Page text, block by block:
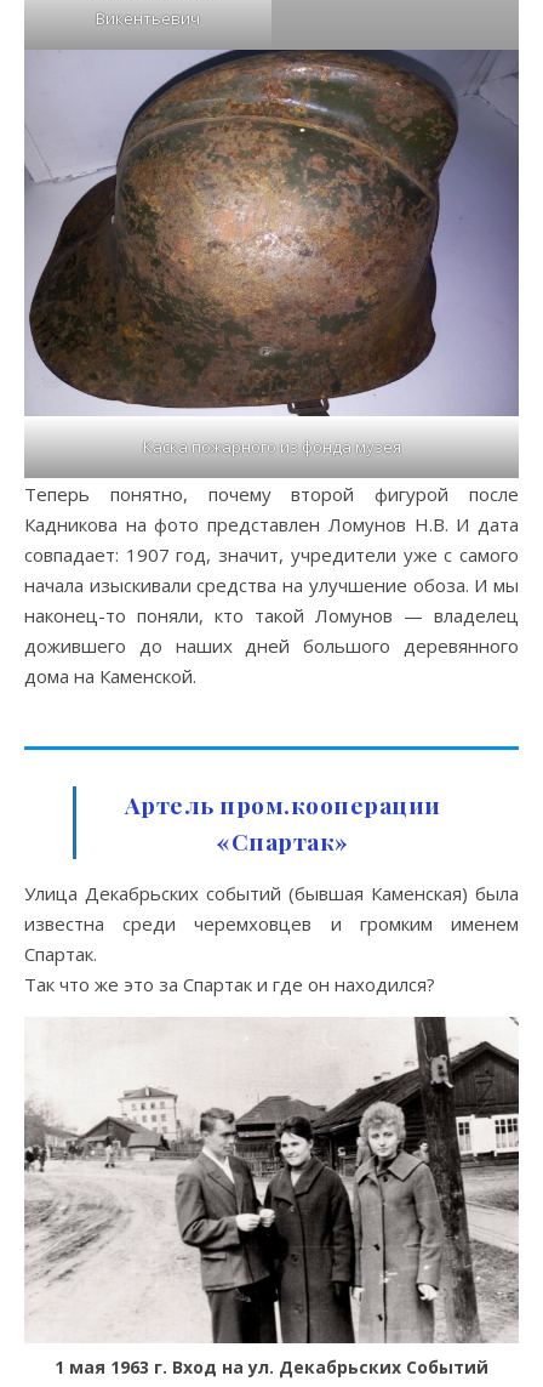
Викентьевич
Каска пожарного из фонда музея
Теперь понятно, почему второй фигурой после
Кадникова на фото представлен Ломунов Н.В. И дата
совпадает: 1907 год, значит, учредители уже с самого
начала изыскивали средства на улучшение обоза. И мы
наконец-то поняли, кто такой Ломунов — владелец
дожившего до наших дней большого деревянного
дома на Каменской.
Артель пром.кооперации
«Спартак»
Улица Декабрьских событий (бывшая Каменская) была
известна среди черемховцев и громким именем
Спартак.
Так что же это за Спартак и где он находился?
1 мая 1963 г. Вход на ул. Декабрьских Событий